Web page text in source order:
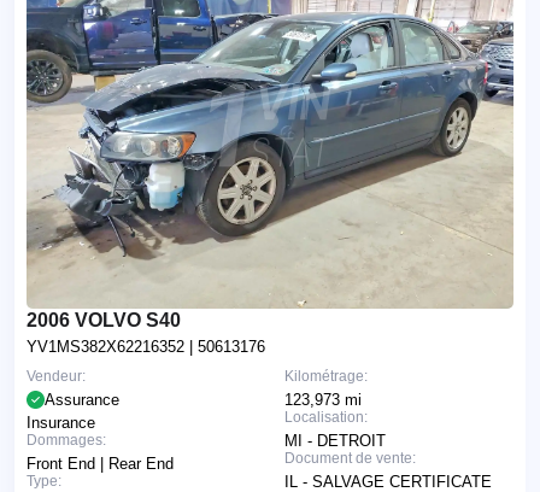
2006 VOLVO S40
YV1MS382X62216352 | 50613176
Kilométrage:
123,973 mi
Localisation:
MI - DETROIT
Document de vente:
IL - SALVAGE CERTIFICATE
Vendeur:
Assurance
Insurance
Dommages:
Front End | Rear End
Type: